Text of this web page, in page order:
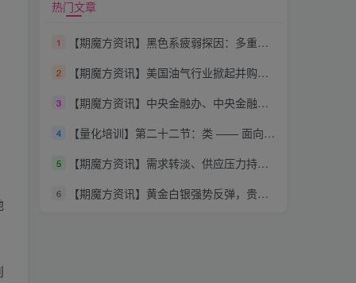
热门文章
1 【期魔方资讯】黑色系疲弱探因：多重压力下的市场困境
2 【期魔方资讯】美国油气行业掀起并购狂潮：市场疯狂整合，重振旗鼓
3 【期魔方资讯】中央金融办、中央金融工委：坚持稳中求进工作总基调
4 【量化培训】第二十二节：类 —— 面向对象编程（下）
5 【期魔方资讯】需求转淡、供应压力持续释放：鸡蛋中期回落风险大
6 【期魔方资讯】黄金白银强势反弹，贵金属板块卷土重来